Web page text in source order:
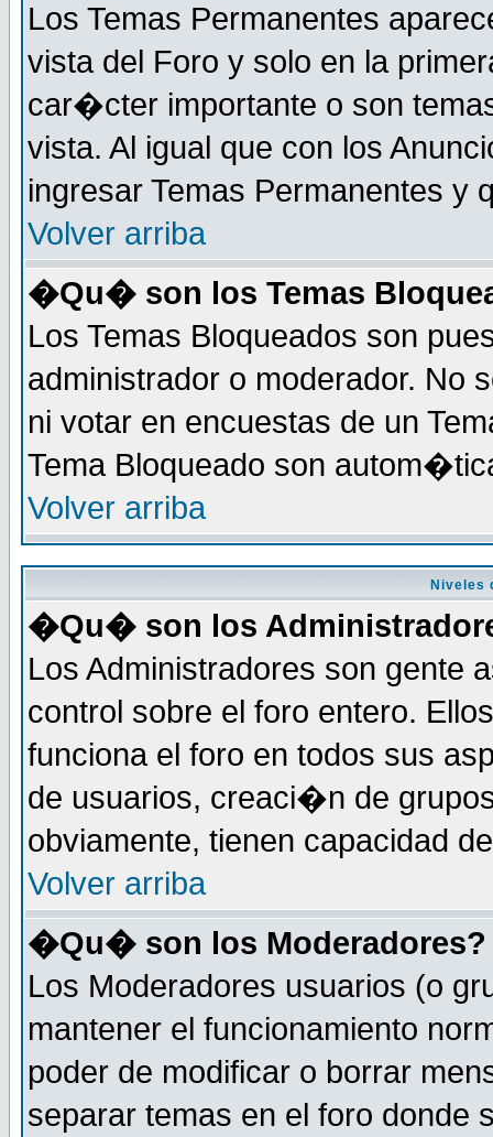
Los Temas Permanentes
vista del Foro y solo en la
car�cter importante o son
vista. Al igual que con los
ingresar Temas Permanentes y
Volver arriba
�Qu� son los Temas
Los Temas Bloqueados son
administrador o moderador. No
ni votar en encuestas de un
Tema Bloqueado son
Volver arriba
Niveles
�Qu� son los
Los Administradores son gente
control sobre el foro entero.
funciona el foro en todos sus
de usuarios, creaci�n de
obviamente, tienen capacidad
Volver arriba
�Qu� son los Moderadores?
Los Moderadores usuarios (o
mantener el funcionamiento
poder de modificar o borrar
separar temas en el foro donde